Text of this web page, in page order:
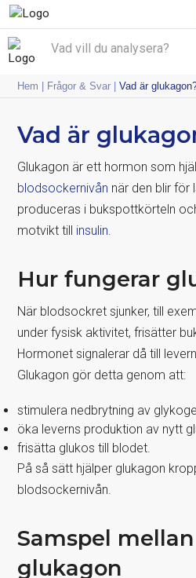
Hem | Frågor & Svar |Vad är
Vad är
Glukagon är ett hormon som
blodsockernivån när den blir för
produceras i bukspottkörteln
motvikt till insulin
Hur fungerar
När blodsockret sjunker, till
under fysisk aktivitet, frisätter
Hormonet signalerar då till
Glukagon gör detta genom att:
stimulera nedbrytning av
öka leverns produktion av nytt
frisätta glukos till blodet.
På så sätt hjälper glukagon
blodsockernivån.
Samspel
glukagon